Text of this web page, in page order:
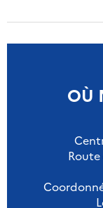
OÙ